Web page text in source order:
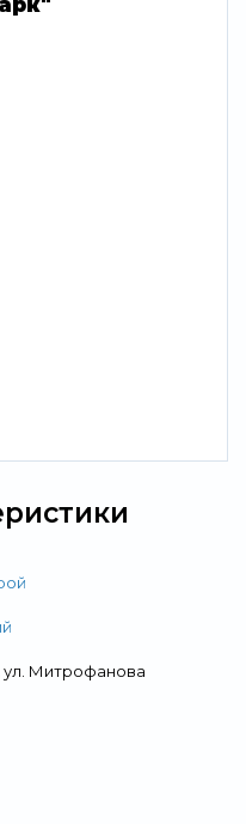
Митрофанова